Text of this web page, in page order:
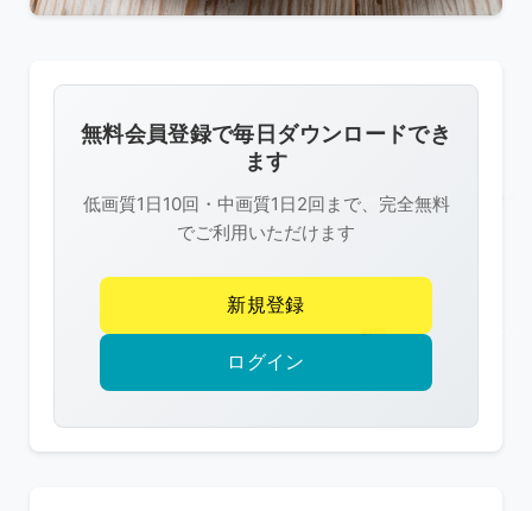
像
は
R-
FREE
作
権
護
無料会員登録で毎日ダウンロードでき
ます
低画質1日10回・中画質1日2回まで、完全無料
でご利用いただけます
新規登録
ログイン